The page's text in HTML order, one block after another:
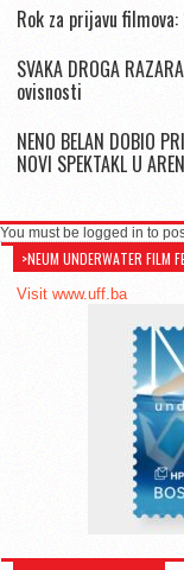
Rok za prijavu
SVAKA DROGA
ovisnosti
NENO BELAN DOBIO
NOVI SPEKTAKL U
You must be logged in to
>NEUM UNDERWATER FILM
Visit www.uff.ba